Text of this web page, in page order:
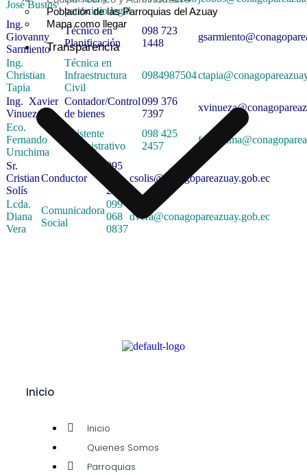
Población de las Parroquias del Azuay
Mapa como llegar
Transparencia
José Bustos
patrocinio legal
Ing.
Giovanny
Sarmiento
Técnico en
Planificación
098 723
1448
Ing.
Christian
Tapia
Técnica en
Infraestructura
Civil
0984987504
Ing. Xavier
Vinueza
Contador/Control
de bienes
099 376
7397
Eco.
Fernando
Uruchima
Asistente
administrativo
098 425
2457
Sr.
Cristian
Solís
Conductor
095
870
2192
csolis@conagopareazuay.gob.ec
Lcda.
Diana
Vera
Comunicadora
Social
099
068
0837
dvera@conagopareazuay.gob.ec
Inicio
Inicio
Quienes Somos
Parroquias